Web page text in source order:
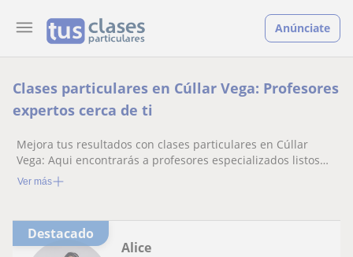
Anúnciate
Clases particulares en Cúllar Vega: Profesores
expertos cerca de ti
Mejora tus resultados con clases particulares en Cúllar
Vega: Aqui encontrarás a profesores especializados listos
para ayudarte.
Ver más
Destacado
Alice